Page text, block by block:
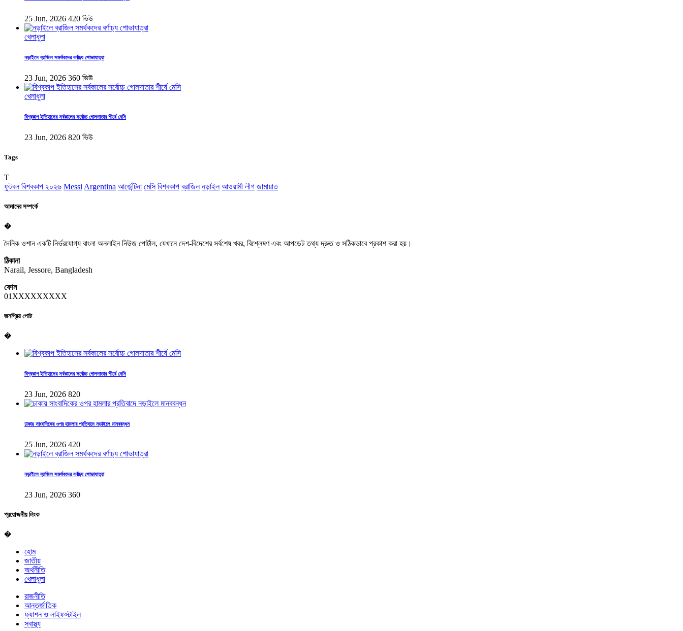
25 Jun, 2026 420 ভিউ
খেলাধুলা
নড়াইলে ব্রাজিল সমর্থকদের বর্ণাঢ্য শোভাযাত্রা
23 Jun, 2026 360 ভিউ
খেলাধুলা
বিশ্বকাপ ইতিহাসের সর্বকালের সর্বোচ্চ গোলদাতার শীর্ষে মেসি
23 Jun, 2026 820 ভিউ
Tags
T
ফুটবল বিশ্বকাপ ২০২৬ Messi Argentina আর্জেন্টিনা মেসি বিশ্বকাপ ব্রাজিল নড়াইল আওয়ামী লীগ জামায়াত
আমাদের সম্পর্কে
�
দৈনিক ওশান একটি নির্ভরযোগ্য বাংলা অনলাইন নিউজ পোর্টাল, যেখানে দেশ-বিদেশের সর্বশেষ খবর, বিশ্লেষণ এবং আপডেট তথ্য দ্রুত ও সঠিকভাবে প্রকাশ করা হয়।
ঠিকানা
Narail, Jessore, Bangladesh
ফোন
01XXXXXXXXX
জনপ্রিয় পোষ্ট
�
বিশ্বকাপ ইতিহাসের সর্বকালের সর্বোচ্চ গোলদাতার শীর্ষে মেসি
23 Jun, 2026 820
ঢাকায় সাংবাদিকের ওপর হামলার প্রতিবাদে নড়াইলে মানববন্ধন
25 Jun, 2026 420
নড়াইলে ব্রাজিল সমর্থকদের বর্ণাঢ্য শোভাযাত্রা
23 Jun, 2026 360
প্রয়োজনীয় লিংক
�
হোম
জাতীয়
অর্থনীতি
খেলাধুলা
রাজনীতি
আন্তর্জাতিক
ফ্যাশন ও লাইফস্টাইল
স্বাস্থ্য